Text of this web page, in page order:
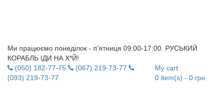
Ми працюємо понеділок - п'ятниця 09:00-17:00. РУСЬКИЙ
КОРАБЛЬ ІДИ НА Х*Й!
(050) 182-77-75
(067) 219-73-77
(093) 219-73-77
My cart
0item(s) - 0 грн.